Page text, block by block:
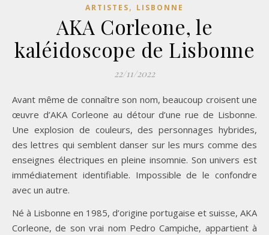
ARTISTES, LISBONNE
AKA Corleone, le
kaléidoscope de Lisbonne
22/11/2022
Avant même de connaître son nom, beaucoup croisent une
œuvre d’AKA Corleone au détour d’une rue de Lisbonne.
Une explosion de couleurs, des personnages hybrides,
des lettres qui semblent danser sur les murs comme des
enseignes électriques en pleine insomnie. Son univers est
immédiatement identifiable. Impossible de le confondre
avec un autre.
Né à Lisbonne en 1985, d’origine portugaise et suisse, AKA
Corleone, de son vrai nom Pedro Campiche, appartient à